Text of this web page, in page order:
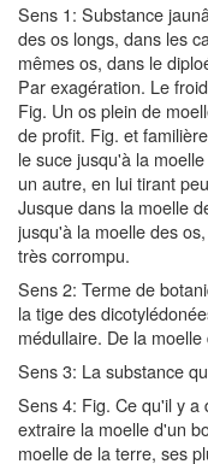
Sens 1: Substance
des os longs, dans les
mêmes os, dans le
Par exagération. Le
Fig. Un os plein de
de profit. Fig. et
le suce jusqu'à la
un autre, en lui tirant
Jusque dans la moelle
jusqu'à la moelle des
très corrompu.
Sens 2: Terme de
la tige des
médullaire. De la
Sens 3: La substance
Sens 4: Fig. Ce qu'il y a
extraire la moelle d'un
moelle de la terre, ses